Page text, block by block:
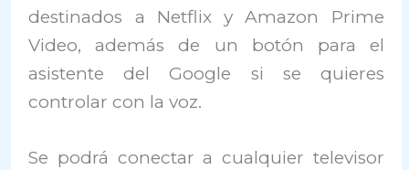
destinados a Netflix y Amazon Prime
Video, además de un botón para el
asistente del Google si se quieres
controlar con la voz.
Se podrá conectar a cualquier televisor